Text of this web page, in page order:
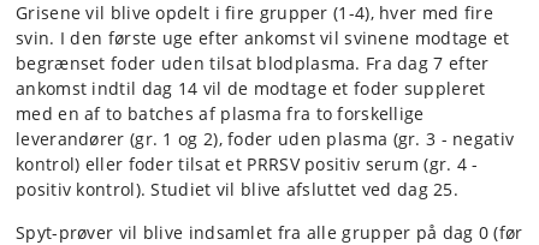
Grisene vil blive opdelt i fire grupper (1-4), hver med fire
svin. I den første uge efter ankomst vil svinene modtage et
begrænset foder uden tilsat blodplasma. Fra dag 7 efter
ankomst indtil dag 14 vil de modtage et foder suppleret
med en af to batches af plasma fra to forskellige
leverandører (gr. 1 og 2), foder uden plasma (gr. 3 - negativ
kontrol) eller foder tilsat et PRRSV positiv serum (gr. 4 -
positiv kontrol). Studiet vil blive afsluttet ved dag 25.
Spyt-prøver vil blive indsamlet fra alle grupper på dag 0 (før